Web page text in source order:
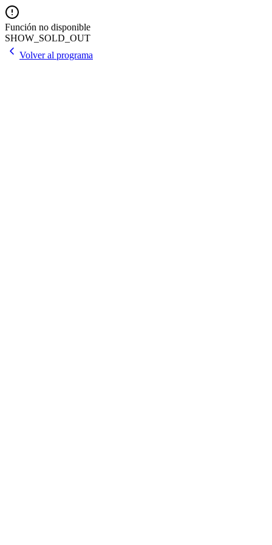
Función no disponible
SHOW_SOLD_OUT
Volver al programa